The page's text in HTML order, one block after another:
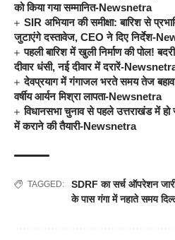
को किया गया सम्मानित-Newsnetra
SIR अभियान की समीक्षा: बारिश से
जुटाएंगे दस्तावेज, CEO ने दिए निर्देश-
पहली बारिश में खुली निर्माण की पोल!
दीवार धंसी, नई दीवार में दरारें-
देवप्रयाग में गंगाजल भरते समय तेज बहाव
वर्षीय आर्यन मिश्रा लापता-Newsnetra
विधानसभा चुनाव से पहले उत्तराखंड में
में कराने की तैयारी-Newsnetra
TAGGED: SDRF का सर्च ऑपरेशन
के पास गंगा में नहाते समय